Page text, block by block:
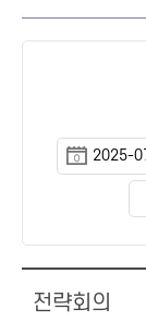
전략회의